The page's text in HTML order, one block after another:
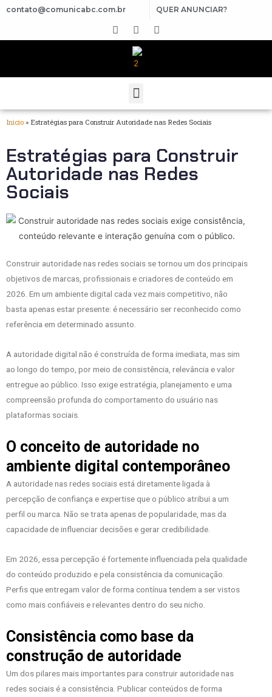
contato@comunicabc.com.br QUER ANUNCIAR?
Início » Estratégias para Construir Autoridade nas Redes Sociais
Estratégias para Construir
Autoridade nas Redes
Sociais
Construir autoridade nas redes sociais se tornou um dos principais
objetivos de marcas, profissionais e criadores de conteúdo em
2026. Em um ambiente digital cada vez mais competitivo, não
basta apenas estar presente: é necessário ser reconhecido como
referência em determinado assunto.
A autoridade digital não é construída de forma imediata, mas sim
ao longo do tempo, por meio de consistência, relevância e valor
entregue ao público. Isso exige estratégia, planejamento e uma
compreensão profunda do comportamento do usuário nas
plataformas sociais.
O conceito de autoridade no
ambiente digital contemporâneo
A autoridade nas redes sociais está diretamente ligada à
percepção de confiança e expertise que o público atribui a um
perfil ou marca. Não se trata apenas de popularidade, mas da
capacidade de influenciar decisões e gerar credibilidade.
Em 2026, essa percepção é fortemente influenciada pela qualidade
do conteúdo produzido e pela consistência da comunicação.
Perfis que entregam valor de forma contínua tendem a ser vistos
como mais confiáveis e relevantes dentro do seu nicho.
Consistência como base da
construção de autoridade
Um dos pilares mais importantes para construir autoridade nas
redes sociais é a consistência. Publicar conteúdos de forma